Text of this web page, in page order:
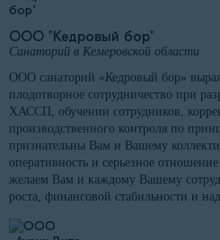
ООО "Кедровый бор"
Санаторий в Кемеровской области
ООО санаторий «Кедровый бор»
плодотворное сотрудничество при
ХАССП, обучении сотрудников,
производственного контроля по
признательны Вам и Вашему
оперативность и серьезное
желаем Вам и каждому Вашему
роста, финансовой стабильности и